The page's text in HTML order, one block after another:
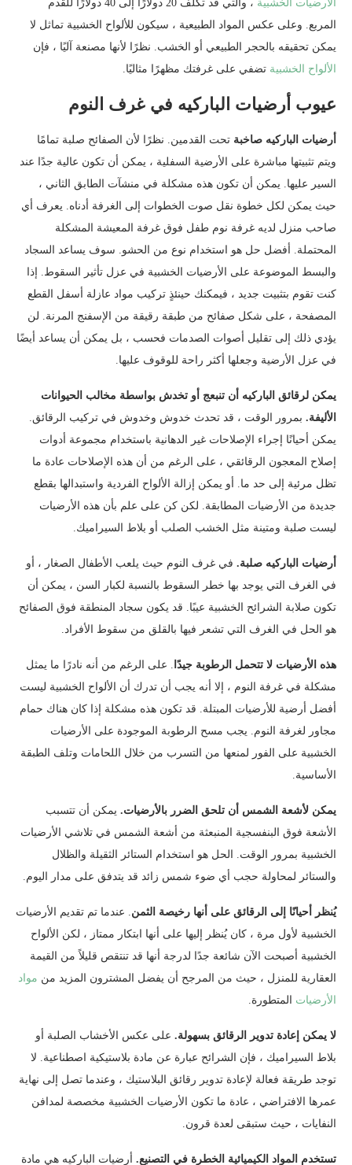
الأرضيات الخشبية
، والتي قد تكلف 20 دولارًا إلى 40 دولارًا للقدم
المربع. وعلى عكس المواد الطبيعية ، سيكون للألواح الخشبية تماثل لا
يمكن تحقيقه بالحجر الطبيعي أو الخشب. نظرًا لأنها مصنعة آليًا ، فإن
الألواح الخشبية تضفي على غرفتك مظهرًا مثاليًا.
عيوب أرضيات الباركيه في غرف النوم
أرضيات الباركيه صاخبة تحت القدمين. نظرًا لأن الصفائح صلبة تمامًا
ويتم تثبيتها مباشرة على الأرضية السفلية ، يمكن أن تكون عالية جدًا عند
السير عليها. يمكن أن تكون هذه مشكلة في منشآت الطابق الثاني ،
حيث يمكن لكل خطوة نقل صوت الخطوات إلى الغرفة أدناه. يعرف أي
صاحب منزل لديه غرفة نوم طفل فوق غرفة المعيشة المشكلة
المحتملة. أفضل حل هو استخدام نوع من الحشو. سوف يساعد السجاد
والبسط الموضوعة على الأرضيات الخشبية في عزل تأثير السقوط. إذا
كنت تقوم بتثبيت جديد ، فيمكنك حينئذٍ تركيب مواد عازلة أسفل القطع
المصفحة ، على شكل صفائح من طبقة رقيقة من الإسفنج المرنة. لن
يؤدي ذلك إلى تقليل أصوات الصدمات فحسب ، بل يمكن أن يساعد أيضًا
في عزل الأرضية وجعلها أكثر راحة للوقوف عليها.
يمكن لرقائق الباركيه أن تنبعج أو تخدش بواسطة مخالب الحيوانات
الأليفة. بمرور الوقت ، قد تحدث خدوش وخدوش في تركيب الرقائق.
يمكن أحيانًا إجراء الإصلاحات غير الدهانية باستخدام مجموعة أدوات
إصلاح المعجون الرقائقي ، على الرغم من أن هذه الإصلاحات عادة ما
تظل مرئية إلى حد ما. أو يمكن إزالة الألواح الفردية واستبدالها بقطع
جديدة من الأرضيات المطابقة. لكن كن على علم بأن هذه الأرضيات
ليست صلبة ومتينة مثل الخشب الصلب أو بلاط السيراميك.
أرضيات الباركيه صلبة. في غرف النوم حيث يلعب الأطفال الصغار ، أو
في الغرف التي يوجد بها خطر السقوط بالنسبة لكبار السن ، يمكن أن
تكون صلابة الشرائح الخشبية عيبًا. قد يكون سجاد المنطقة فوق الصفائح
هو الحل في الغرف التي تشعر فيها بالقلق من سقوط الأفراد.
هذه الأرضيات لا تتحمل الرطوبة جيدًا . على الرغم من أنه نادرًا ما يمثل
مشكلة في غرفة النوم ، إلا أنه يجب أن تدرك أن الألواح الخشبية ليست
أفضل أرضية للأرضيات المبتلة. قد تكون هذه مشكلة إذا كان هناك حمام
مجاور لغرفة النوم. يجب مسح الرطوبة الموجودة على الأرضيات
الخشبية على الفور لمنعها من التسرب من خلال اللحامات وتلف الطبقة
الأساسية.
يمكن لأشعة الشمس أن تلحق الضرر بالأرضيات. يمكن أن تتسبب
الأشعة فوق البنفسجية المنبعثة من أشعة الشمس في تلاشي الأرضيات
الخشبية بمرور الوقت. الحل هو استخدام الستائر الثقيلة والظلال
والستائر لمحاولة حجب أي ضوء شمس زائد قد يتدفق على مدار اليوم.
يُنظر أحيانًا إلى الرقائق على أنها رخيصة الثمن. عندما تم تقديم الأرضيات
الخشبية لأول مرة ، كان يُنظر إليها على أنها ابتكار ممتاز ، لكن الألواح
الخشبية أصبحت الآن شائعة جدًا لدرجة أنها قد تنتقص قليلاً من القيمة
العقارية للمنزل ، حيث من المرجح أن يفضل المشترون المزيد من مواد
الأرضيات المتطورة.
لا يمكن إعادة تدوير الرقائق بسهولة. على عكس الأخشاب الصلبة أو
بلاط السيراميك ، فإن الشرائح عبارة عن مادة بلاستيكية اصطناعية. لا
توجد طريقة فعالة لإعادة تدوير رقائق البلاستيك ، وعندما تصل إلى نهاية
عمرها الافتراضي ، عادة ما تكون الأرضيات الخشبية مخصصة لمدافن
النفايات ، حيث ستبقى لعدة قرون.
تستخدم المواد الكيميائية الخطرة في التصنيع. أرضيات الباركيه هي مادة